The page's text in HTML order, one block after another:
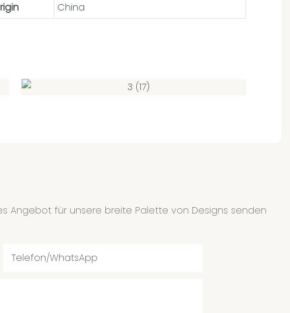
China
Angebot für unsere breite Palette von Designs senden
Telefon/WhatsApp